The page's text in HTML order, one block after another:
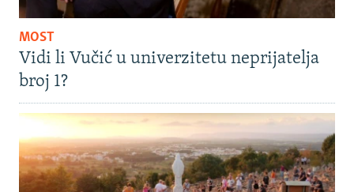
MOST
Vidi li Vučić u univerzitetu neprijatelja
broj 1?